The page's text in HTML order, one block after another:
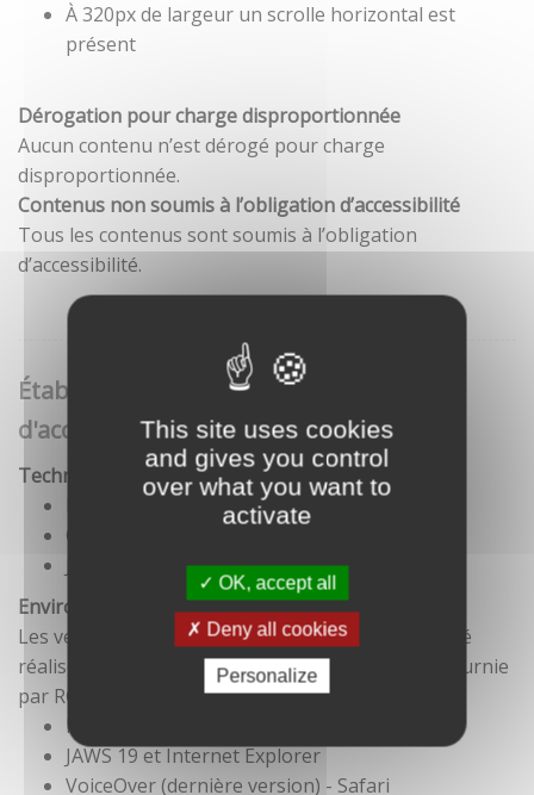
This site uses cookies
and gives you control
over what you want to
activate
OK, accept all
Deny all cookies
Personalize
À 320px de largeur un scrolle horizontal est
présent
Dérogation pour charge disproportionnée
Aucun contenu n’est dérogé pour charge
disproportionnée.
Contenus non soumis à l’obligation d’accessibilité
Tous les contenus sont soumis à l’obligation
d’accessibilité.
Établissement de cette déclaration
d'accessibilité
Technologies utilisées pour la réalisation du site
CSS
Environnement de test
Les vérifications de restitution de contenus ont été
réalisées conformément à la base de référence fournie
par RGAA 3.
Firefox et NVDA
JAWS 19 et Internet Explorer
VoiceOver (dernière version) - Safari